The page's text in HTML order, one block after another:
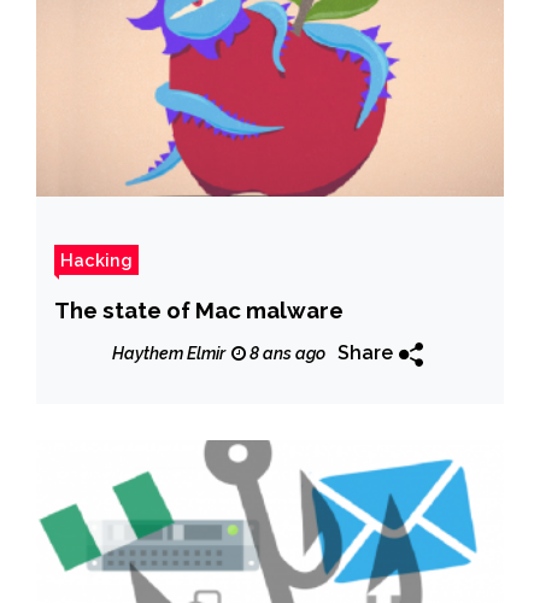
Hacking
The state of Mac malware
Haythem Elmir 8 ans ago Share